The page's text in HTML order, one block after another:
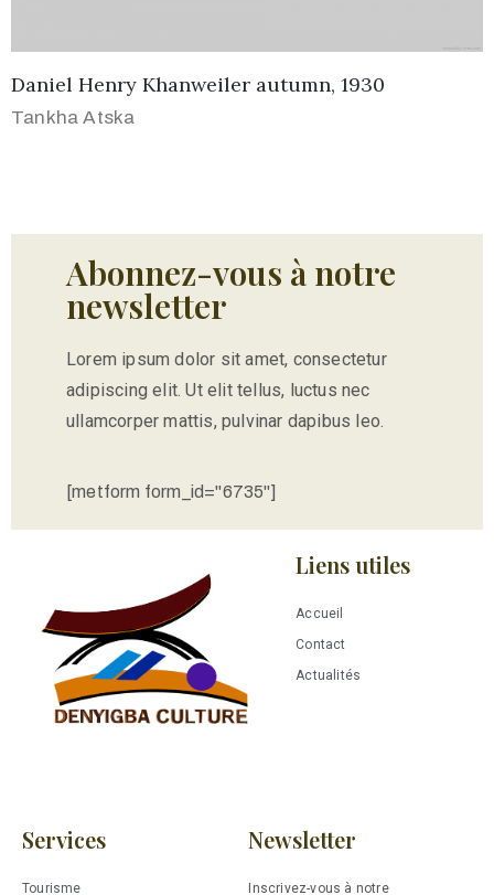
Daniel Henry Khanweiler autumn, 1930
Tankha Atska
Abonnez-vous à notre
newsletter
Lorem ipsum dolor sit amet, consectetur
adipiscing elit. Ut elit tellus, luctus nec
ullamcorper mattis, pulvinar dapibus leo.
[metform form_id="6735"]
Liens utiles
Accueil
Contact
Actualités
Services
Tourisme
Newsletter
Inscrivez-vous à notre